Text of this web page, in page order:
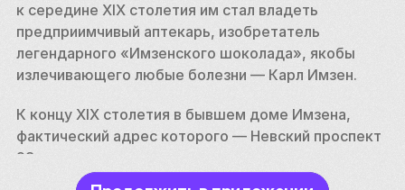
к середине XIX столетия им стал владеть
предприимчивый аптекарь, изобретатель
легендарного «Имзенского шоколада», якобы
излечивающего любые болезни — Карл Имзен.
К концу XIX столетия в бывшем доме Имзена,
фактический адрес которого — Невский проспект
28, располагалось сразу несколько контор разного
профиля: нотный и книжный магазины, одно из